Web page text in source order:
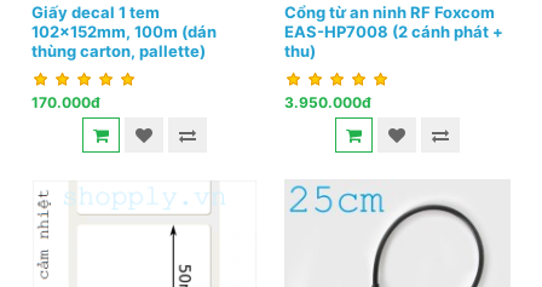
Giấy decal 1 tem
102x152mm, 100m (dán
thùng carton, pallette)
170.000đ
Cổng từ an ninh RF Foxcom
EAS-HP7008 (2 cánh phát +
thu)
3.950.000đ